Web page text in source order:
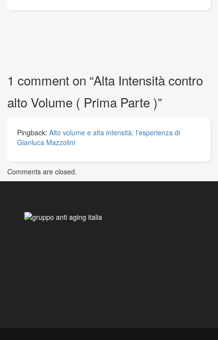
1 comment on “Alta Intensità contro
alto Volume ( Prima Parte )”
Pingback: Alto volume e alta intensità: l'esperienza di
Gianluca Mazzolini
Comments are closed.